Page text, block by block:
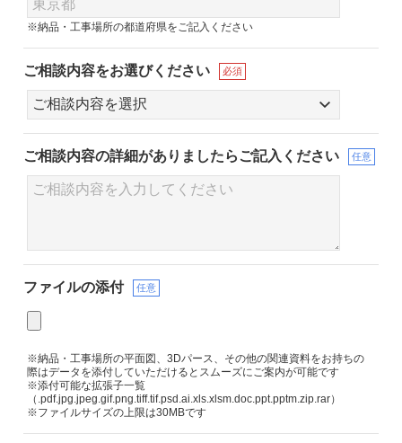
※納品・工事場所の都道府県をご記入ください
ご相談内容をお選びください 必須
ご相談内容の詳細がありましたらご記入ください 任意
ファイルの添付 任意
※納品・工事場所の平面図、3Dパース、その他の関連資料をお持ちの
際はデータを添付していただけるとスムーズにご案内が可能です
※添付可能な拡張子一覧
（.pdf.jpg.jpeg.gif.png.tiff.tif.psd.ai.xls.xlsm.doc.ppt.pptm.zip.rar）
※ファイルサイズの上限は30MBです